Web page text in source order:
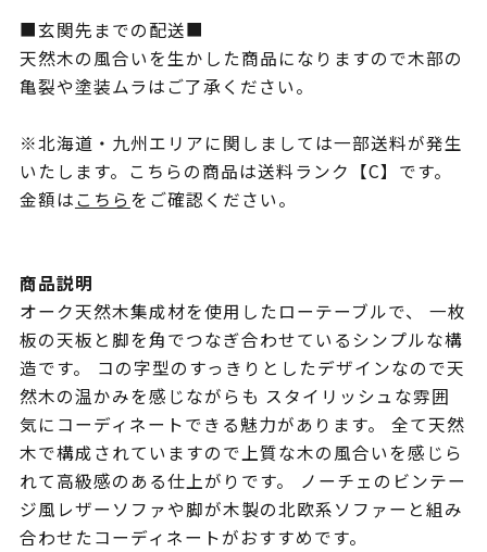
■玄関先までの配送■
天然木の風合いを生かした商品になりますので木部の
亀裂や塗装ムラはご了承ください。
※北海道・九州エリアに関しましては一部送料が発生
いたします。こちらの商品は送料ランク【C】です。
金額はこちらをご確認ください。
商品説明
オーク天然木集成材を使用したローテーブルで、 一枚
板の天板と脚を角でつなぎ合わせているシンプルな構
造です。 コの字型のすっきりとしたデザインなので天
然木の温かみを感じながらも スタイリッシュな雰囲
気にコーディネートできる魅力があります。 全て天然
木で構成されていますので上質な木の風合いを感じら
れて高級感のある仕上がりです。 ノーチェのビンテー
ジ風レザーソファや脚が木製の北欧系ソファーと組み
合わせたコーディネートがおすすめです。